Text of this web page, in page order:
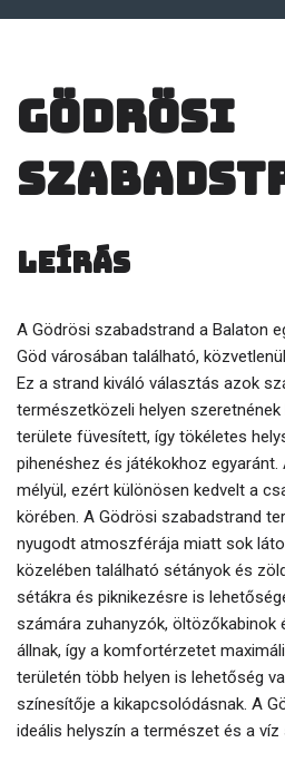
Gödrösi
Leírás
A Gödrösi szabadstrand a Balaton
Göd városában található,
Ez a strand kiváló választás azok
természetközeli helyen
területe füvesített, így tökéletes
pihenéshez és játékokhoz egyaránt.
mélyül, ezért különösen kedvelt a
körében. A Gödrösi szabadstrand
nyugodt atmoszférája miatt sok
közelében található sétányok és
sétákra és piknikezésre is
számára zuhanyzók, öltözőkabinok
állnak, így a komfortérzetet
területén több helyen is lehetőség
színesítője a kikapcsolódásnak. A
ideális helyszín a természet és a víz